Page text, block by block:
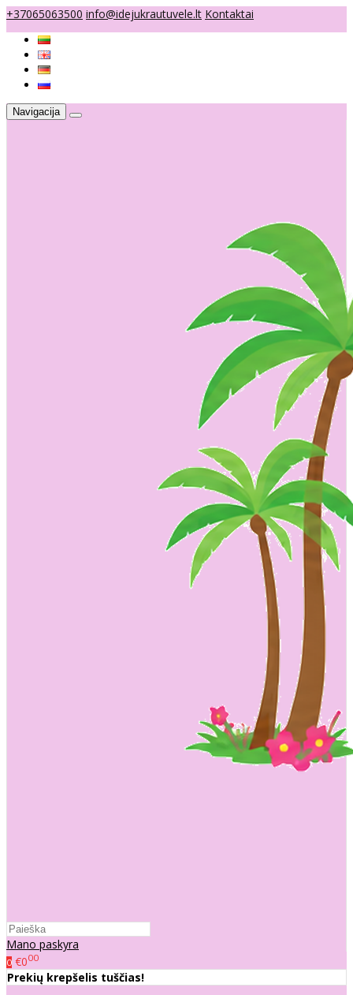
+37065063500 info@idejukrautuvele.lt Kontaktai
Navigacija
Mano paskyra
0 €000
Prekių krepšelis tuščias!